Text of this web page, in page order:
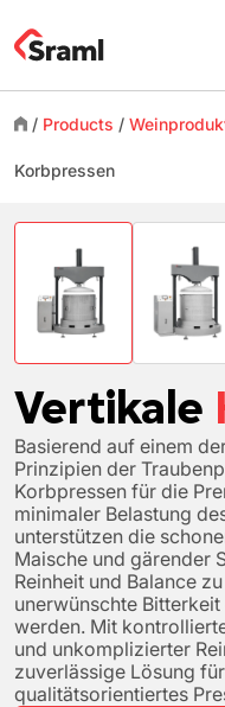
/ Products /
Korbpressen
Vertikale
Basierend auf einem
Prinzipien der
Korbpressen für die
minimaler Belastung
unterstützen die
Maische und gärender
Reinheit und Balance
unerwünschte
werden. Mit
und unkomplizierter
zuverlässige Lösung
qualitätsorientiertes